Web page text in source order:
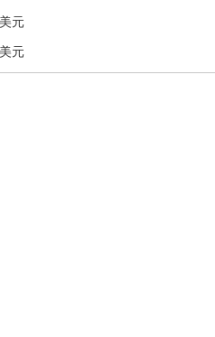
元
元